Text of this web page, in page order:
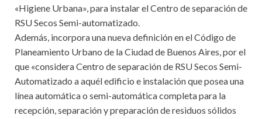
«Higiene Urbana», para instalar el Centro de separación de
RSU Secos Semi-automatizado.
Además, incorpora una nueva definición en el Código de
Planeamiento Urbano de la Ciudad de Buenos Aires, por el
que «considera Centro de separación de RSU Secos Semi-
Automatizado a aquél edificio e instalación que posea una
línea automática o semi-automática completa para la
recepción, separación y preparación de residuos sólidos